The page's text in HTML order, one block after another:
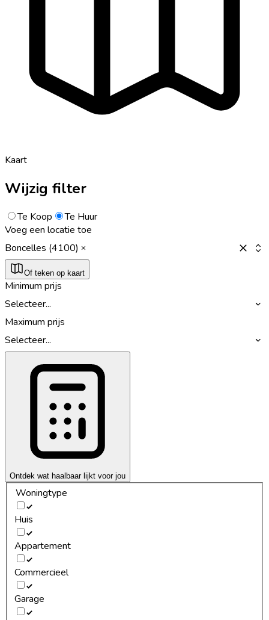
Kaart
Wijzig filter
Te Koop
Te Huur
Voeg een locatie toe
Boncelles (4100)
Of teken op kaart
Minimum prijs
Selecteer...
Maximum prijs
Selecteer...
Ontdek wat haalbaar lijkt voor jou
Woningtype
Huis
Appartement
Commercieel
Garage